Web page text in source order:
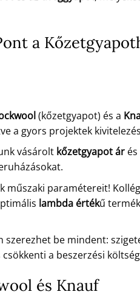
a
(kőzetgyapot) és a
a gyors projektek
vásárolt kőzetgyapot árés
műszaki paramétereit!
lambda értékű
be mindent:
a beszerzési
és Knauf